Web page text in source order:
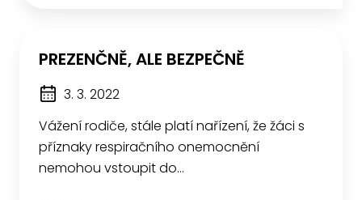
PREZENČNĚ, ALE BEZPEČNĚ
3. 3. 2022
Vážení rodiče, stále platí nařízení, že žáci s
příznaky respiračního onemocnění
nemohou vstoupit do…